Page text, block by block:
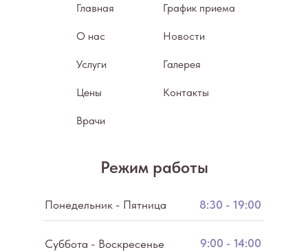
Врачи
Цены Контакты
Галерея
Новости
График приема
Услуги
О нас
Главная
Режим работы
Суббота - Воскресенье 9:00 - 14:00
8:30 - 19:00
Понедельник - Пятница